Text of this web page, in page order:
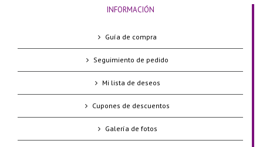
INFORMACIÓN
Guía de compra
Seguimiento de pedido
Mi lista de deseos
Cupones de descuentos
Galería de fotos